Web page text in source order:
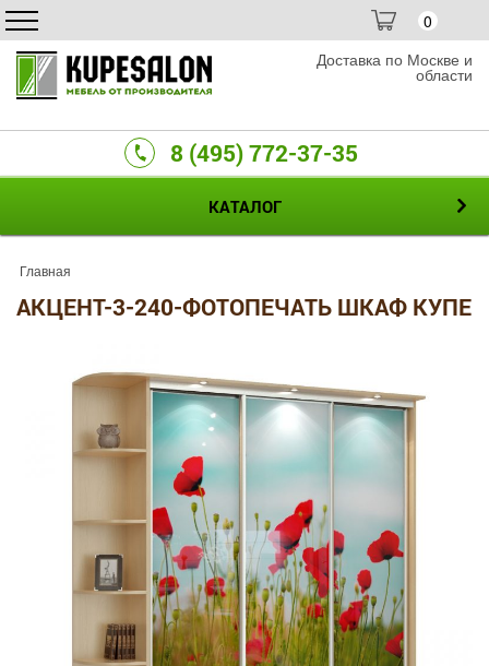
0
Доставка по Москве и
области
8 (495) 772-37-35
КАТАЛОГ
Главная
АКЦЕНТ-3-240-ФОТОПЕЧАТЬ ШКАФ КУПЕ